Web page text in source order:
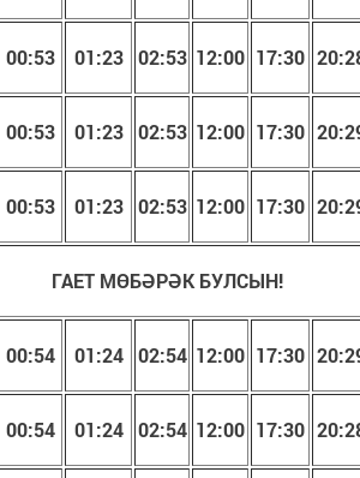
00:53 01:23 02:53 12:00 17:30
00:53 01:23 02:53 12:00 17:30
00:53 01:23 02:53 12:00 17:30
ГАЕТ МӨБӘРӘК БУЛСЫН!
00:54 01:24 02:54 12:00 17:30 20:2
00:54 01:24 02:54 12:00 17:30